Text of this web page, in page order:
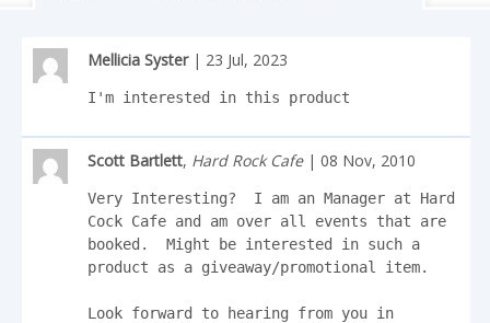
Mellicia Syster| 23 Jul, 2023
I'm interested in this product
Scott Bartlett, Hard Rock Cafe| 08 Nov, 2010
Very Interesting?  I am an Manager at Hard
Cock Cafe and am over all events that are
booked.  Might be interested in such a
product as a giveaway/promotional item.
Look forward to hearing from you in